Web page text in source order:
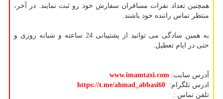
همچنین تعداد نفرات مسافران سفارش خود رو ثبت نمایند. در آخر،
منتظر تماس راننده خود باشند.
به همین سادگی می توانید از پشتیبانی 24 ساعته و شبانه روزی و
حتی در ایام تعطیل.
آدرس سایت: www.imamtaxi.com
ادرس تلگرام: https://t.me/ahmad_abbasi60
تلفن تماس :